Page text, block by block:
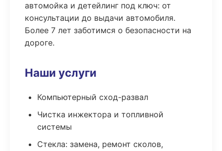
автомойка и детейлинг под ключ: от
консультации до выдачи автомобиля.
Более 7 лет заботимся о безопасности на
дороге.
Наши услуги
Компьютерный сход-развал
Чистка инжектора и топливной
системы
Стекла: замена, ремонт сколов,